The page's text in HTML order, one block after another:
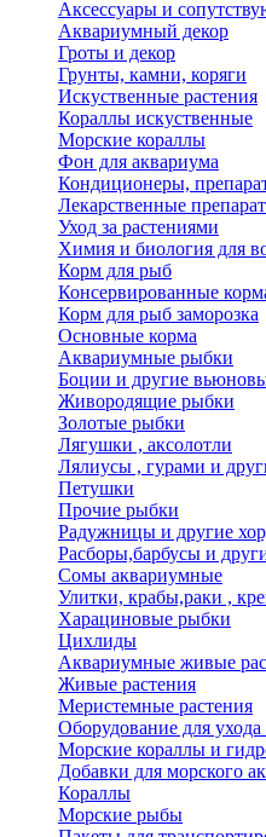
Аксессуары и
Аквариумный декор
Гроты и декор
Грунты, камни, коряги
Искуственные растения
Кораллы искуственные
Морские кораллы
Фон для аквариума
Кондиционеры,
Лекарственные
Уход за растениями
Химия и биология для
Корм для рыб
Консервированные
Корм для рыб заморозка
Основные корма
Аквариумные рыбки
Боции и другие
Живородящие рыбки
Золотые рыбки
Лягушки , аксолотли
Лялиусы , гурами и
Петушки
Прочие рыбки
Радужницы и другие
Расборы,барбусы и
Сомы аквариумные
Улитки, крабы,раки ,
Харациновые рыбки
Цихлиды
Аквариумные живые
Живые растения
Меристемные растения
Оборудование для ухода
Морские кораллы и
Добавки для морского
Кораллы
Морские рыбы